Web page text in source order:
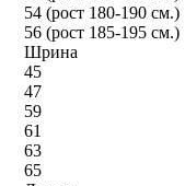
54 (рост 180-190 см.)
56 (рост 185-195 см.)
Шрина
45
47
59
61
63
65